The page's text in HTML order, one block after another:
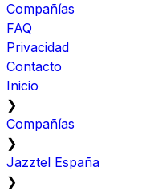
Compañías
FAQ
Privacidad
Contacto
Inicio
❯
Compañías
❯
Jazztel España
❯